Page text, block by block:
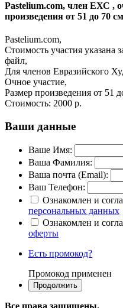
Pastelium.com, член ЕХС ,
произведения от 51 до 70
Pastelium.com,
Стоимость участия указана
файл,
Для членов Евразийского
Очное участие,
Размер произведения от 51
Стоимость: 2000 р.
Ваши данные
Ваше Имя:
Ваша Фамилия:
Ваша почта (Email):
Ваш Телефон:
Ознакомлен и
персональных данных
Ознакомлен и
оферты
Есть промокод?
Промокод применен
Все права защищены.